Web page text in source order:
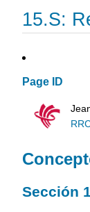
15.S:
Page ID
Sección